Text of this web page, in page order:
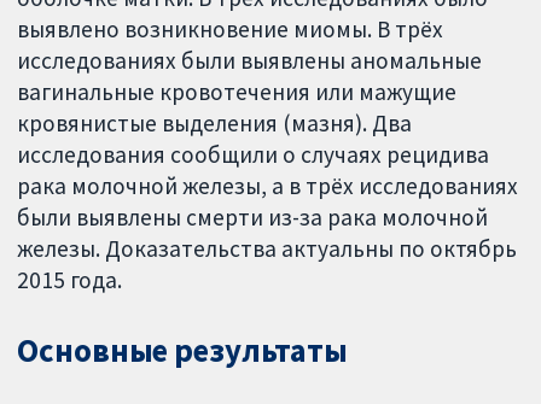
выявлено возникновение миомы. В трёх
исследованиях были выявлены аномальные
вагинальные кровотечения или мажущие
кровянистые выделения (мазня). Два
исследования сообщили о случаях рецидива
рака молочной железы, а в трёх исследованиях
были выявлены смерти из-за рака молочной
железы. Доказательства актуальны по октябрь
2015 года.
Основные результаты